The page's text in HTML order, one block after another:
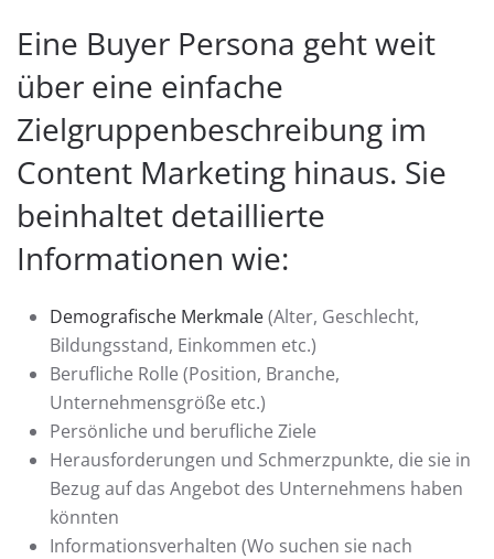
Eine Buyer Persona geht weit
über eine einfache
Zielgruppenbeschreibung im
Content Marketing hinaus. Sie
beinhaltet detaillierte
Informationen wie:
Demografische Merkmale(Alter, Geschlecht,
Bildungsstand, Einkommen etc.)
Berufliche Rolle (Position, Branche,
Unternehmensgröße etc.)
Persönliche und berufliche Ziele
Herausforderungen und Schmerzpunkte, die sie in
Bezug auf das Angebot des Unternehmens haben
könnten
Informationsverhalten (Wo suchen sie nach